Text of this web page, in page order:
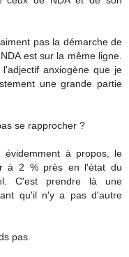
pas la démarche de
est sur la même ligne.
anxiogène que je
une grande partie
se rapprocher ?
évidemment à propos, le
à 2 % près en l'état du
C'est prendre là une
qu'il n'y a pas d'autre
pas.